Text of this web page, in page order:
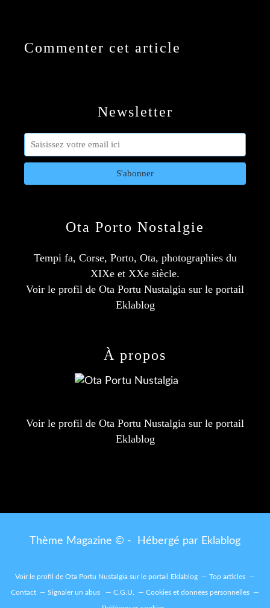
Commenter cet article
Newsletter
Ota Porto Nostalgie
Tempi fa, Corse, Porto, Ota, photographies du
XIXe et XXe siècle.
Voir le profil de Ota Portu Nustalgia sur le portail
Eklablog
À propos
Voir le profil de Ota Portu Nustalgia sur le portail
Eklablog
Thème Magazine © - Hébergé par Eklablog
Voir le profil de Ota Portu Nustalgia sur le portail Eklablog Top articles
Contact Signaler un abus C.G.U. Cookies et données personnelles